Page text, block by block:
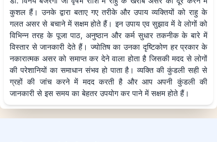
कुशल हैं। उनके द्वारा बताए गए तरीके और उपाय व्यक्तियों को राहु के
गलत असर से बचाने में सक्षम होते हैं। इन उपाय एव सुझाव में वे लोगों को
विभिन्न तरह के पूजा पाठ, अनुष्ठान और कर्म सुधार तकनीक के बारे में
विस्तार से जानकारी देते हैं। ज्योतिष का उनका दृष्टिकोण हर प्रकार के
नकारात्मक असर को समाप्त कर देने वाला होता है जिसकी मदद से लोगों
की परेशानियों का समाधान संभव हो पाता है। व्यक्ति की कुंडली सही से
ग्रहों की जांच करने में मदद करती है और आप अपनी कुंडली की
जानकारी से इस समय का बेहतर उपयोग कर पाने में सक्षम होते हैं।